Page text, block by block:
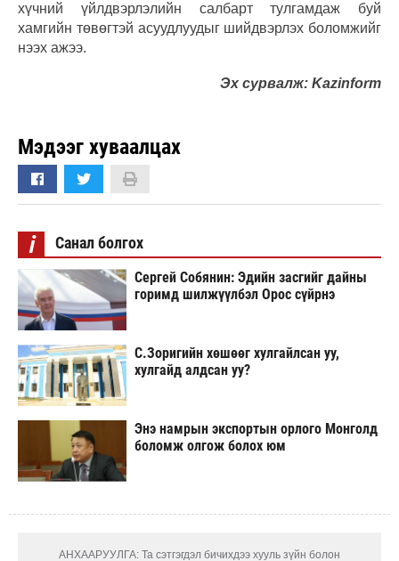
хүчний үйлдвэрлэлийн салбарт тулгамдаж буй
хамгийн төвөгтэй асуудлуудыг шийдвэрлэх боломжийг
нээх ажээ.
Эх сурвалж: Kazinform
Мэдээг хуваалцах
i Санал болгох
Сергей Собянин: Эдийн засгийг дайны
горимд шилжүүлбэл Орос сүйрнэ
С.Зоригийн хөшөөг хулгайлсан уу,
хулгайд алдсан уу?
Энэ намрын экспортын орлого Монголд
боломж олгож болох юм
АНХААРУУЛГА: Та сэтгэгдэл бичихдээ хууль зүйн болон